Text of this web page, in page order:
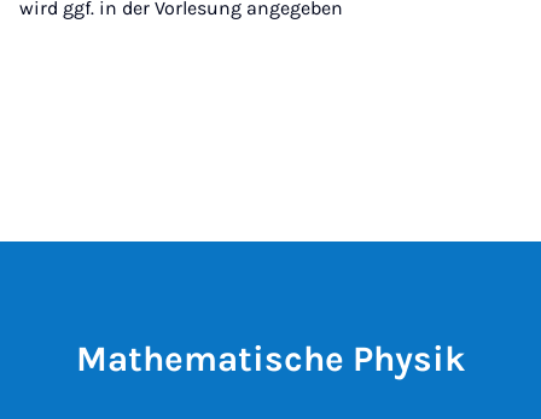
wird ggf. in der Vorlesung angegeben
Mathematische Physik